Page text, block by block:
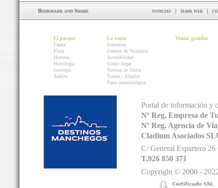
noticias | mapa web |
El parque
Fauna
Flora
Historia
Hidrología
Geología
Audios
La visita
Itinerarios
Centros de Visitantes
Accesibilidad
Como llegar
Normas de Visita
Tienda / Alquiler
Parte meteorológico
Visitas guiadas
Portal de información y
Nº Reg. Empresa de
Nº Reg. Agencia de
Cladium Asociados
C/ General Espartero
T.926 850 371
Copyright © 2000 -